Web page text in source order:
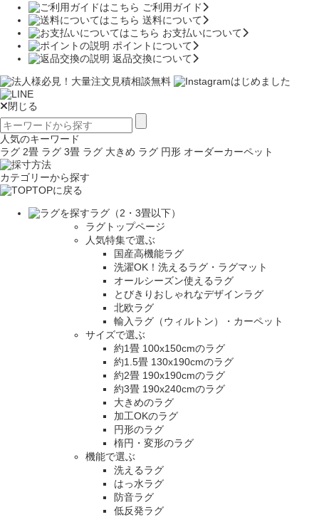
ご利用ガイド
送料について
お支払いについて
ポイントについて
返品交換について
閉じる
人気のキーワード
ラグ 2畳 ラグ 3畳 ラグ 大きめ ラグ 円形 オーダーカーペット
カテゴリーから探す
TOPに戻る
ラグ（2・3畳以下）
ラグトップページ
人気特集で選ぶ
国産高機能ラグ
洗濯OK！洗えるラグ・ラグマット
オールシーズン使えるラグ
とびきりおしゃれなデザインラグ
北欧ラグ
輸入ラグ（ウィルトン）・カーペット
サイズで選ぶ
約1畳 100x150cmのラグ
約1.5畳 130x190cmのラグ
約2畳 190x190cmのラグ
約3畳 190x240cmのラグ
大きめのラグ
加工OKのラグ
円形のラグ
楕円・変形のラグ
機能で選ぶ
洗えるラグ
はっ水ラグ
防音ラグ
低反発ラグ